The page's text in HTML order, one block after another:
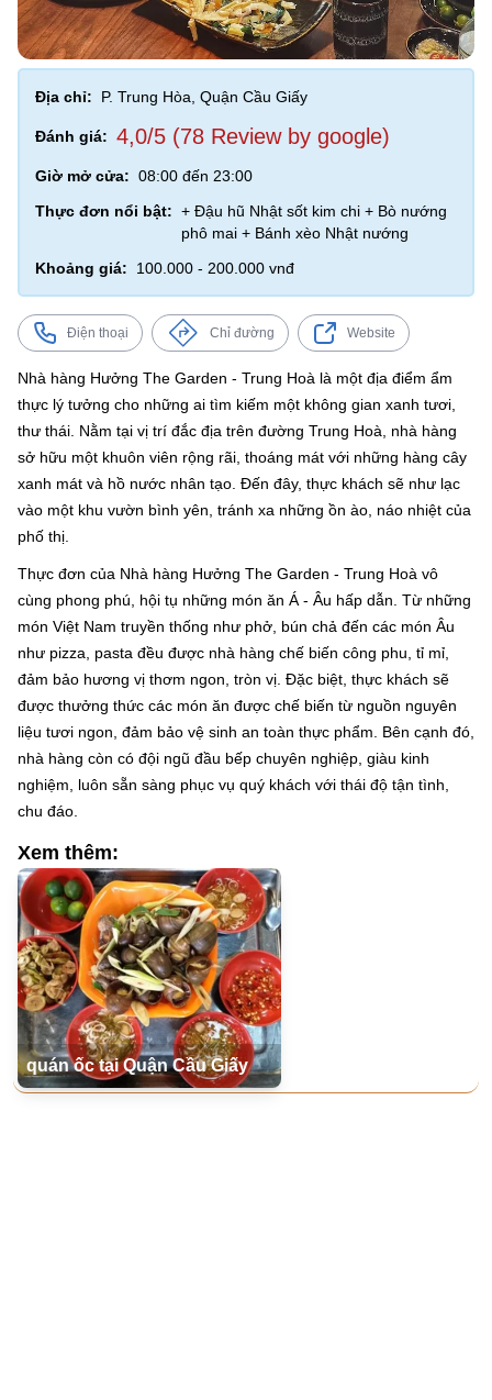
Địa chỉ: P. Trung Hòa, Quận Cầu Giấy
Đánh giá: 4,0/5 (78 Review by google)
Giờ mở cửa: 08:00 đến 23:00
Thực đơn nổi bật: + Đậu hũ Nhật sốt kim chi + Bò nướng
phô mai + Bánh xèo Nhật nướng
Khoảng giá:
100.000 - 200.000 vnđ
Điện thoại Chỉ đường Website
Nhà hàng Hưởng The Garden - Trung Hoà là một địa điểm ẩm
thực lý tưởng cho những ai tìm kiếm một không gian xanh tươi,
thư thái. Nằm tại vị trí đắc địa trên đường Trung Hoà, nhà hàng
sở hữu một khuôn viên rộng rãi, thoáng mát với những hàng cây
xanh mát và hồ nước nhân tạo. Đến đây, thực khách sẽ như lạc
vào một khu vườn bình yên, tránh xa những ồn ào, náo nhiệt của
phố thị.
Thực đơn của Nhà hàng Hưởng The Garden - Trung Hoà vô
cùng phong phú, hội tụ những món ăn Á - Âu hấp dẫn. Từ những
món Việt Nam truyền thống như phở, bún chả đến các món Âu
như pizza, pasta đều được nhà hàng chế biến công phu, tỉ mỉ,
đảm bảo hương vị thơm ngon, tròn vị. Đặc biệt, thực khách sẽ
được thưởng thức các món ăn được chế biến từ nguồn nguyên
liệu tươi ngon, đảm bảo vệ sinh an toàn thực phẩm. Bên cạnh đó,
nhà hàng còn có đội ngũ đầu bếp chuyên nghiệp, giàu kinh
nghiệm, luôn sẵn sàng phục vụ quý khách với thái độ tận tình,
chu đáo.
Xem thêm:
quán ốc tại Quận Cầu Giấy